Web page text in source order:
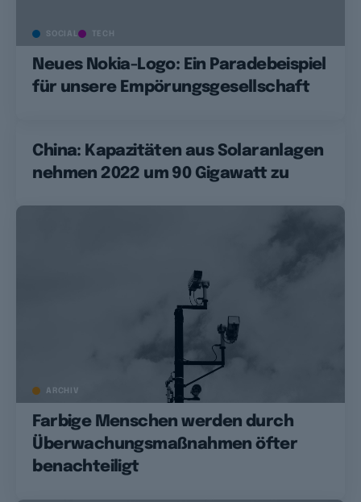
SOCIAL TECH
Neues Nokia-Logo: Ein Paradebeispiel
für unsere Empörungsgesellschaft
China: Kapazitäten aus Solaranlagen
nehmen 2022 um 90 Gigawatt zu
ARCHIV
Farbige Menschen werden durch
Überwachungsmaßnahmen öfter
benachteiligt